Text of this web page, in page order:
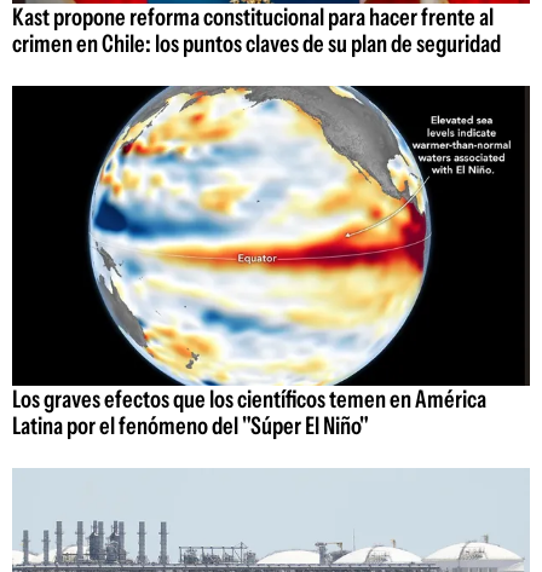
Kast propone reforma constitucional para hacer frente al
crimen en Chile: los puntos claves de su plan de seguridad
Los graves efectos que los científicos temen en América
Latina por el fenómeno del "Súper El Niño"